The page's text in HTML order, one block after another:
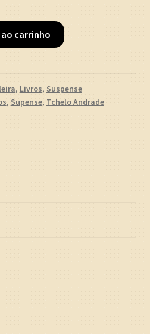
carrinho
, Livros, Suspense
, Supense, Tchelo Andrade